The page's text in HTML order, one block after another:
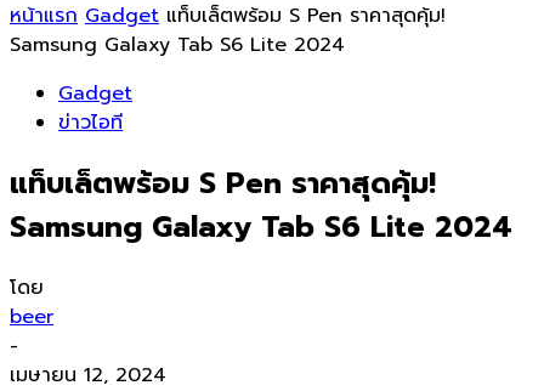
หน้าแรก Gadget แท็บเล็ตพร้อม S Pen ราคาสุดคุ้ม!
Samsung Galaxy Tab S6 Lite 2024
Gadget
ข่าวไอที
แท็บเล็ตพร้อม S Pen ราคาสุดคุ้ม!
Samsung Galaxy Tab S6 Lite 2024
โดย
beer
-
เมษายน 12, 2024